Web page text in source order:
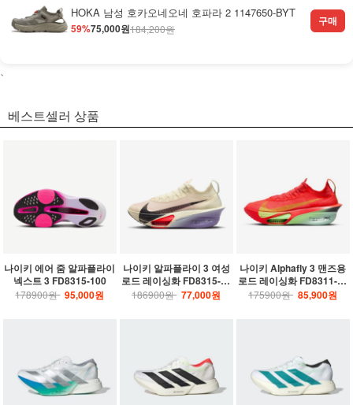
HOKA 남성 호카오네오네 호파라 2 1147650-BYT
59%75,000원184,200원
구매
베스트셀러 상품
나이키 에어 줌 알파플라이
넥스트 3 FD8315-100
178900원 95,000원
나이키 알파플라이 3 여성
로드 레이싱화 FD8315-10
1
186900원 77,000원
나이키 Alphafly 3 맨즈용
로드 레이싱화 FD8311-60
0
175900원 85,900원